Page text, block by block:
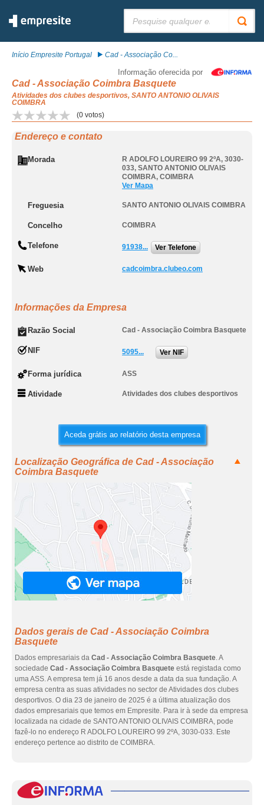
Início Empresite Portugal Cad - Associação Co...
Informação oferecida por
Cad - Associação Coimbra Basquete
Atividades dos clubes desportivos, SANTO ANTONIO OLIVAIS
COIMBRA
(0 votos)
Endereço e contato
Morada
R ADOLFO LOUREIRO 99 2ºA, 3030-
033, SANTO ANTONIO OLIVAIS
COIMBRA, COIMBRA
Ver Mapa
Freguesia SANTO ANTONIO OLIVAIS COIMBRA
Concelho COIMBRA
Telefone 91938... Ver Telefone
Web cadcoimbra.clubeo.com
Informações da Empresa
Razão Social Cad - Associação Coimbra Basquete
NIF 5095... Ver NIF
Forma jurídica ASS
Atividade Atividades dos clubes desportivos
Aceda grátis ao relatório desta empresa
Localização Geográfica de Cad - Associação
Coimbra Basquete
Dados gerais de Cad - Associação Coimbra
Basquete
Dados empresariais da Cad - Associação Coimbra Basquete. A
sociedade Cad - Associação Coimbra Basquete está registada como
uma ASS. A empresa tem já 16 anos desde a data da sua fundação. A
empresa centra as suas atividades no sector de Atividades dos clubes
desportivos. O dia 23 de janeiro de 2025 é a última atualização dos
dados empresariais que temos em Empresite. Para ir à sede da empresa
localizada na cidade de SANTO ANTONIO OLIVAIS COIMBRA, pode
fazê-lo no endereço R ADOLFO LOUREIRO 99 2ºA, 3030-033. Este
endereço pertence ao distrito de COIMBRA.